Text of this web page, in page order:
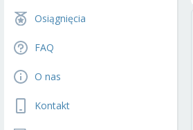
Osiągnięcia
FAQ
O nas
Kontakt